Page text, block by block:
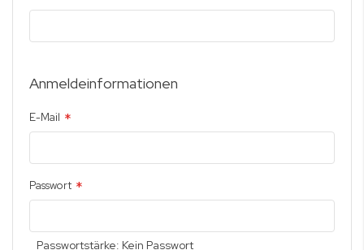
Anmeldeinformationen
E-Mail
Passwort
Passwortstärke: Kein Passwort